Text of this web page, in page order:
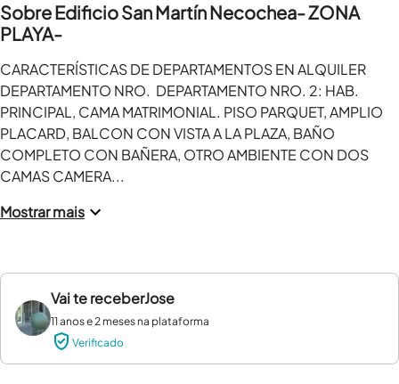
Sobre Edificio San Martín Necochea- ZONA
PLAYA-
CARACTERÍSTICAS DE DEPARTAMENTOS EN ALQUILER
DEPARTAMENTO NRO.  DEPARTAMENTO NRO. 2: HAB.
PRINCIPAL, CAMA MATRIMONIAL. PISO PARQUET, AMPLIO
PLACARD, BALCON CON VISTA A LA PLAZA, BAÑO
COMPLETO CON BAÑERA, OTRO AMBIENTE CON DOS
CAMAS CAMERA...
Mostrar mais
Vai te receberJose
11 anos e 2 meses na plataforma
Verificado